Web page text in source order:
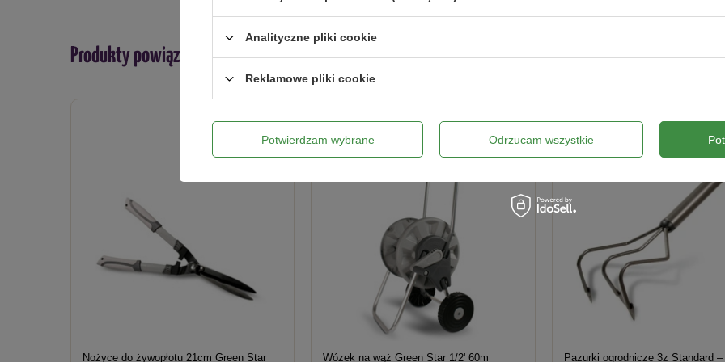
Produkty powiązane
Nożyce do żywopłotu 21cm Green Star Wózek na wąż Green Star 1/2' 60m
Pazurki ogrodnicze 3z Standard –
Analityczne pliki cookie
Reklamowe pliki cookie
Potwierdzam wybrane Odrzucam wszystkie